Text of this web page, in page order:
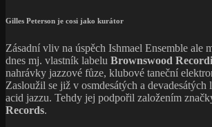
Gilles Peterson je cosi jako kurátor
Zásadní vliv na úspěch Ishmael Ensemble ale
dnes mj. vlastník labelu Brownswood
nahrávky jazzové fůze, klubové taneční
Zasloužil se již v osmdesátých a devadesátých
acid jazzu. Tehdy jej podpořil založením
Records.